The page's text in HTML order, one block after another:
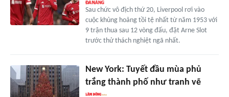
Sau chức vô địch thứ 20, Liverpool rơi vào
cuộc khủng hoảng tồi tệ nhất từ năm 1953 với
9 trận thua sau 12 vòng đấu, đặt Arne Slot
trước thử thách nghiệt ngã nhất.
New York: Tuyết đầu mùa phủ
trắng thành phố như tranh vẽ